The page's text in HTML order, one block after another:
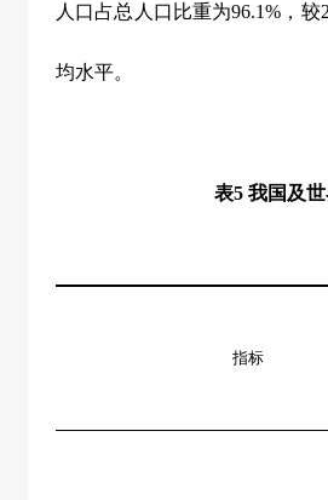
人口占总人口比重为96.1% ，较
均水平。
表5 我国及
指标